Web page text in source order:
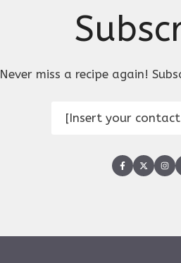
Never miss a recipe again!
[Insert your